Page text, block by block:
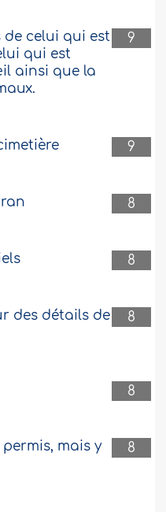
9
de celui qui est
qui est
ainsi que la
9
8
8
8
des détails de
8
8
mais y